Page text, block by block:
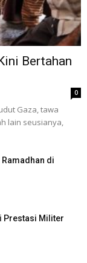
Bertahan
0
Gaza, tawa
lain seusianya,
Ramadhan di
Prestasi Militer